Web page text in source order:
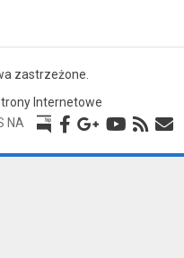
zastrzeżone.
Internetowe
NA